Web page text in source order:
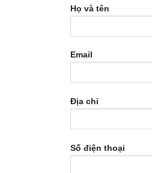
Họ và tên
Email
Địa chỉ
Số điện thoại